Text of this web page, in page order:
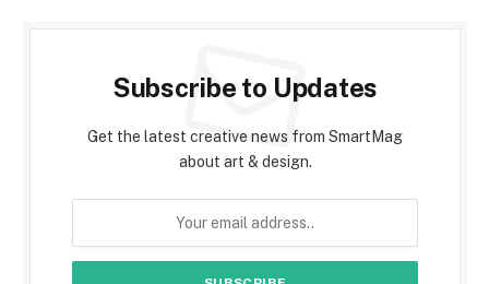
Subscribe to Updates
Get the latest creative news from SmartMag
about art & design.